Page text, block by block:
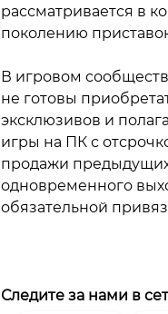
рассматривается в
поколению
В игровом
не готовы
эксклюзивов и
игры на ПК с
продажи предыдущих
одновременного
обязательной
Следите за нами в